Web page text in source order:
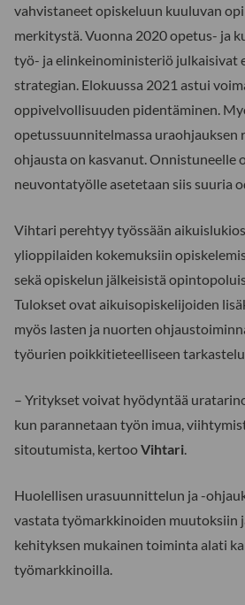
vahvistaneet opiskeluun kuuluvan
merkitystä. Vuonna 2020 opetus- ja
työ- ja elinkeinoministeriö julkaisivat
strategian. Elokuussa 2021 astui
oppivelvollisuuden pidentäminen.
opetussuunnitelmassa uraohjauksen
ohjausta on kasvanut. Onnistuneelle
neuvontatyölle asetetaan siis suuria
Vihtari perehtyy työssään
ylioppilaiden kokemuksiin
sekä opiskelun jälkeisistä
Tulokset ovat aikuisopiskelijoiden
myös lasten ja nuorten
työurien poikkitieteelliseen
– Yritykset voivat hyödyntää
kun parannetaan työn imua,
sitoutumista, kertooVihtari
Huolellisen urasuunnittelun ja -
vastata työmarkkinoiden muutoksiin
kehityksen mukainen toiminta alati
työmarkkinoilla.